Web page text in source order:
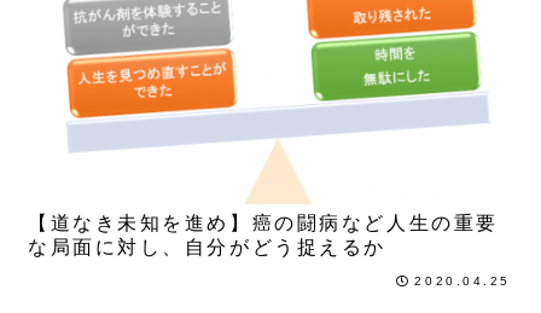
【道なき未知を進め】癌の闘病など人生の重要
な局面に対し、自分がどう捉えるか
2020.04.25